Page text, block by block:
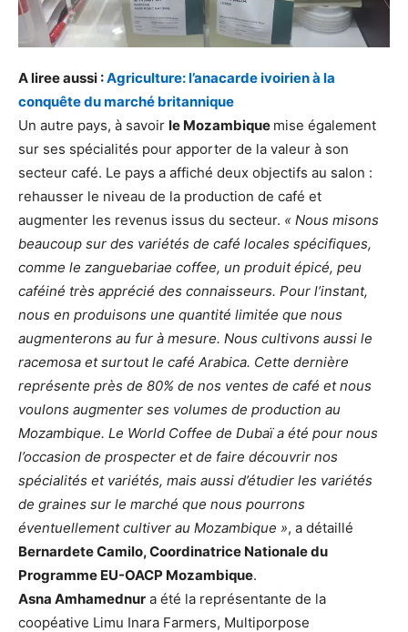
A liree aussi :Agriculture: l’anacarde ivoirien à la
conquête du marché britannique
Un autre pays, à savoir le Mozambique mise également
sur ses spécialités pour apporter de la valeur à son
secteur café. Le pays a affiché deux objectifs au salon :
rehausser le niveau de la production de café et
augmenter les revenus issus du secteur. « Nous misons
beaucoup sur des variétés de café locales spécifiques,
comme le zanguebariae coffee, un produit épicé, peu
caféiné très apprécié des connaisseurs. Pour l’instant,
nous en produisons une quantité limitée que nous
augmenterons au fur à mesure. Nous cultivons aussi le
racemosa et surtout le café Arabica. Cette dernière
représente près de 80% de nos ventes de café et nous
voulons augmenter ses volumes de production au
Mozambique. Le World Coffee de Dubaï a été pour nous
l’occasion de prospecter et de faire découvrir nos
spécialités et variétés, mais aussi d’étudier les variétés
de graines sur le marché que nous pourrons
éventuellement cultiver au Mozambique », a détaillé
Bernardete Camilo, Coordinatrice Nationale du
Programme EU-OACP Mozambique.
Asna Amhamednur a été la représentante de la
coopéative Limu Inara Farmers, Multiporpose